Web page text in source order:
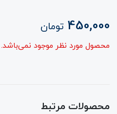
450,000 تومان
محصول مورد نظر موجود نمی‌باشد.
محصولات مرتبط